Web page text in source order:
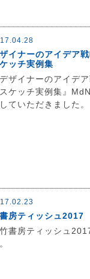
イナーのアイデア
ッチ実例集
デザイナーのアイデ
ケッチ実例集』
ていただきました。
房ティッシュ2017
竹書房ティッシュ